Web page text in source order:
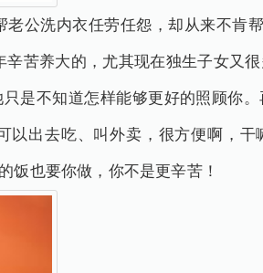
公洗内衣任劳任怨，却从来不肯
苦养大的，尤其现在独生子女又
是不知道怎样能够更好的照顾你
以出去吃、叫外卖，很方便啊，
饭也要你做，你不是更辛苦！